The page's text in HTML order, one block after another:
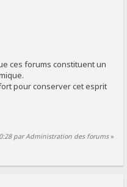
ces forums constituent un
pour conserver cet esprit
par Administration des forums»